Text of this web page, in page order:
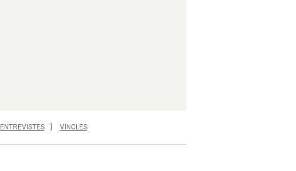
ENTREVISTES VINCLES